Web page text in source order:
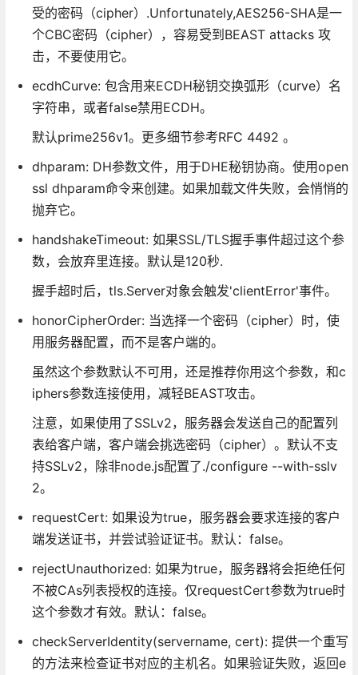
受的密码（cipher）.Unfortunately,AES256-SHA是一
个CBC密码（cipher），容易受到BEAST attacks 攻
击，不要使用它。
ecdhCurve: 包含用来ECDH秘钥交换弧形（curve）名
字符串，或者false禁用ECDH。
默认prime256v1。更多细节参考RFC 4492 。
dhparam: DH参数文件，用于DHE秘钥协商。使用open
ssl dhparam命令来创建。如果加载文件失败，会悄悄的
抛弃它。
handshakeTimeout: 如果SSL/TLS握手事件超过这个参
数，会放弃里连接。默认是120秒.
握手超时后，tls.Server对象会触发'clientError'事件。
honorCipherOrder: 当选择一个密码（cipher）时，使
用服务器配置，而不是客户端的。
虽然这个参数默认不可用，还是推荐你用这个参数，和c
iphers参数连接使用，减轻BEAST攻击。
注意，如果使用了SSLv2，服务器会发送自己的配置列
表给客户端，客户端会挑选密码（cipher）。默认不支
持SSLv2，除非node.js配置了./configure --with-sslv
2。
requestCert: 如果设为true，服务器会要求连接的客户
端发送证书，并尝试验证证书。默认：false。
rejectUnauthorized: 如果为true，服务器将会拒绝任何
不被CAs列表授权的连接。仅requestCert参数为true时
这个参数才有效。默认：false。
checkServerIdentity(servername, cert): 提供一个重写
的方法来检查证书对应的主机名。如果验证失败，返回e